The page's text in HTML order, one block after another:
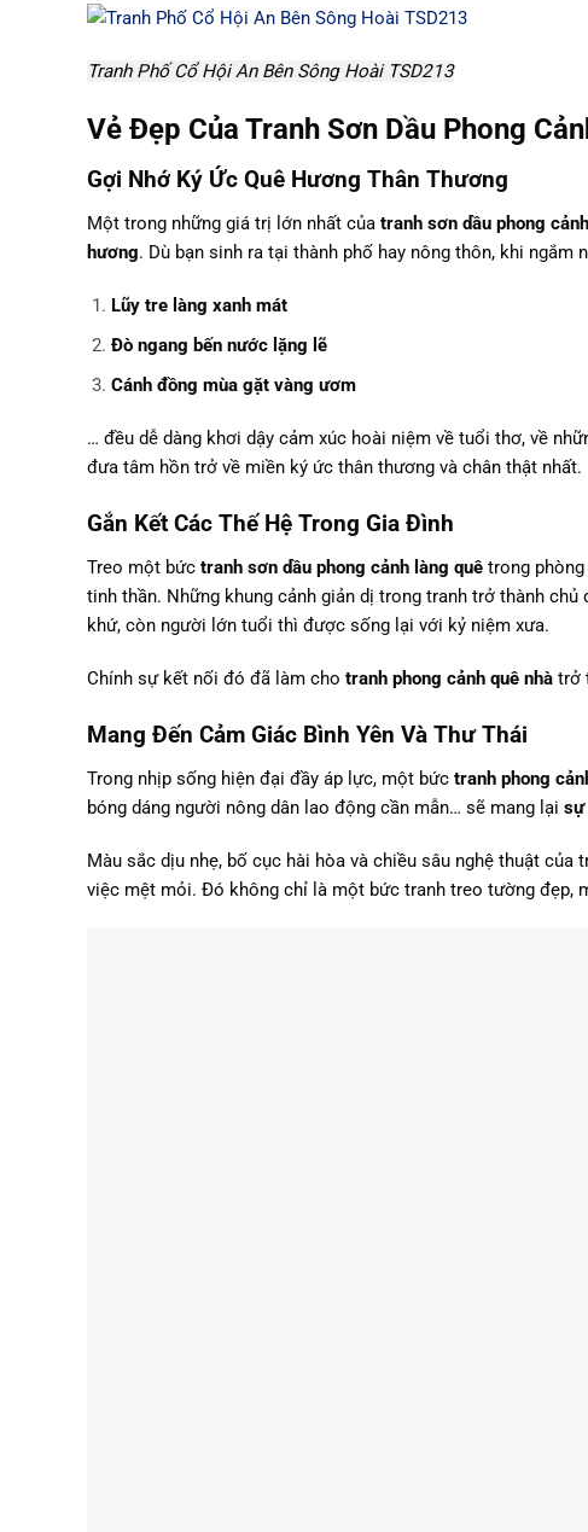
Tranh Phố Cổ Hội An Bên Sông Hoài TSD213
Vẻ Đẹp Của Tranh Sơn Dầu Phong
Gợi Nhớ Ký Ức Quê Hương Thân Thương
Một trong những giá trị lớn nhất của tranh sơn dầu phong
hương. Dù bạn sinh ra tại thành phố hay nông thôn, khi ngắm
Lũy tre làng xanh mát
Đò ngang bến nước lặng lẽ
Cánh đồng mùa gặt vàng ươm
… đều dễ dàng khơi dậy cảm xúc hoài niệm về tuổi thơ, về
đưa tâm hồn trở về miền ký ức thân thương và chân thật nhất.
Gắn Kết Các Thế Hệ Trong Gia Đình
Treo một bức tranh sơn dầu phong cảnh làng quê trong
tinh thần. Những khung cảnh giản dị trong tranh trở thành
khứ, còn người lớn tuổi thì được sống lại với kỷ niệm xưa.
Chính sự kết nối đó đã làm cho tranh phong cảnh quê nhà trở
Mang Đến Cảm Giác Bình Yên Và Thư Thái
Trong nhịp sống hiện đại đầy áp lực, một bức tranh phong
bóng dáng người nông dân lao động cần mẫn… sẽ mang lại sự
Màu sắc dịu nhẹ, bố cục hài hòa và chiều sâu nghệ thuật của
việc mệt mỏi. Đó không chỉ là một bức tranh treo tường đẹp,